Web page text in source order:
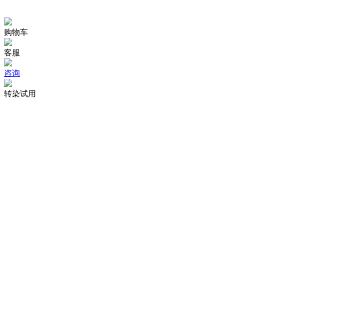
购物车
客服
咨询
转染试用